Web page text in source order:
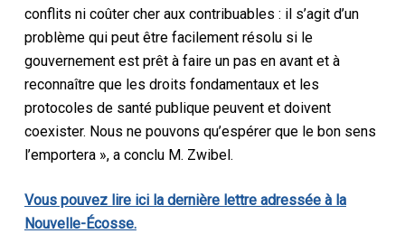
conflits ni coûter cher aux contribuables : il s’agit d’un
problème qui peut être facilement résolu si le
gouvernement est prêt à faire un pas en avant et à
reconnaître que les droits fondamentaux et les
protocoles de santé publique peuvent et doivent
coexister. Nous ne pouvons qu’espérer que le bon sens
l’emportera », a conclu M. Zwibel.
Vous pouvez lire ici la dernière lettre adressée à la
Nouvelle-Écosse.